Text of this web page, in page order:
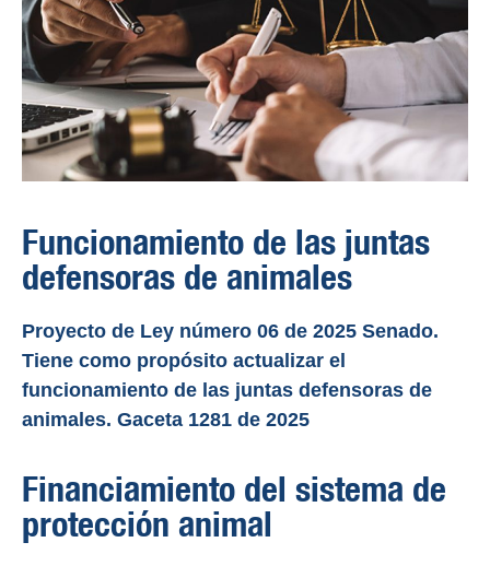
Funcionamiento de las juntas
defensoras de animales
Proyecto de Ley número 06 de 2025 Senado.
Tiene como propósito actualizar el
funcionamiento de las juntas defensoras de
animales. Gaceta 1281 de 2025
Financiamiento del sistema de
protección animal